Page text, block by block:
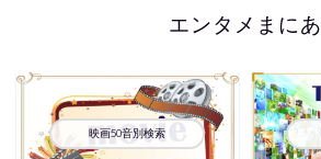
エンタメまにあ
映画50音別検索